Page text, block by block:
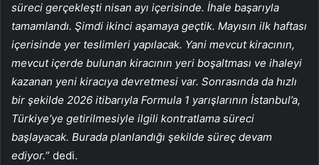
süreci gerçekleşti nisan ayı içerisinde. İhale başarıyla
tamamlandı. Şimdi ikinci aşamaya geçtik. Mayısın ilk haftası
içerisinde yer teslimleri yapılacak. Yani mevcut kiracının,
mevcut içerde bulunan kiracının yeri boşaltması ve ihaleyi
kazanan yeni kiracıya devretmesi var. Sonrasında da hızlı
bir şekilde 2026 itibarıyla Formula 1 yarışlarının İstanbul’a,
Türkiye’ye getirilmesiyle ilgili kontratlama süreci
başlayacak. Burada planlandığı şekilde süreç devam
ediyor.” dedi.